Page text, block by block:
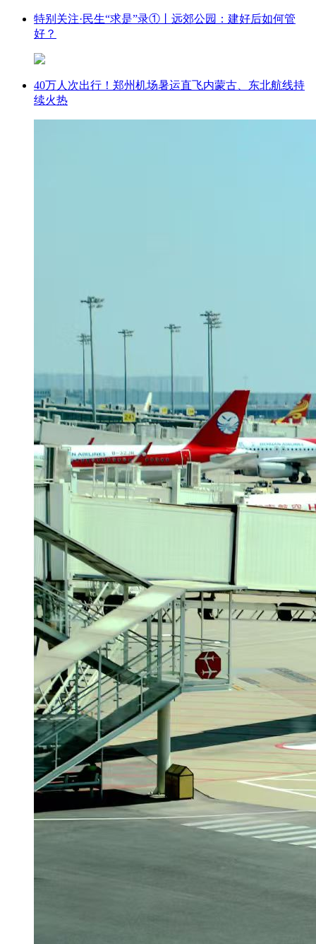
特别关注·民生“求是”录①丨远郊公园：建好后如何管
好？
40万人次出行！郑州机场暑运直飞内蒙古、东北航线持
续火热